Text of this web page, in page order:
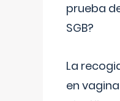
prueba
SGB?
La
en